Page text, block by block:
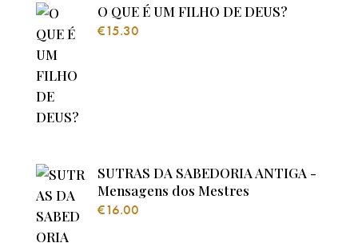
O QUE É UM FILHO DE DEUS?
€15.30
SUTRAS DA SABEDORIA ANTIGA -
Mensagens dos Mestres
€16.00